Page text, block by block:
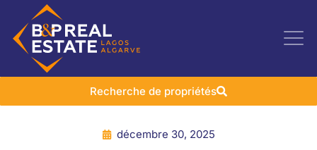
Recherche de propriétés
décembre 30, 2025